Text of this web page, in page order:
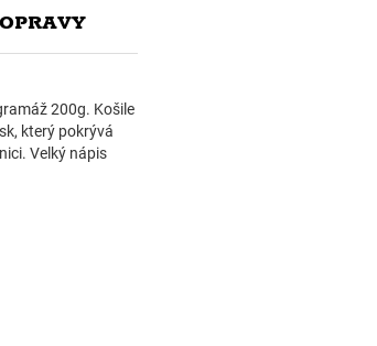
200g. Košile
který pokrývá
Velký nápis